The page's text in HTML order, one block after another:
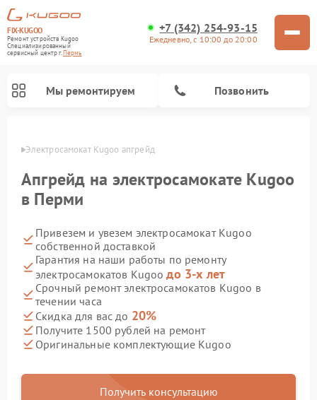
FIX-KUGOO
Ремонт устройств Kugoo
Специализированный
cервисный центр г.Пермь
+7 (342) 254-93-15
Ежедневно, с 10:00 до 20:00
Мы ремонтируем Позвонить
Электросамокат Kugoo апгрейд
Апгрейд на электросамокате Kugoo
в Перми
Привезем и увезем электросамокат Kugoo
собственной доставкой
Гарантия на наши работы по ремонту
электросамокатов Kugooдо 3-х лет
Срочный ремонт электросамокатов Kugoo в
течении часа
Скидка для вас до 20%
Получите 1500 рублей на ремонт
Оригинальные комплектующие Kugoo
Получить консультацию